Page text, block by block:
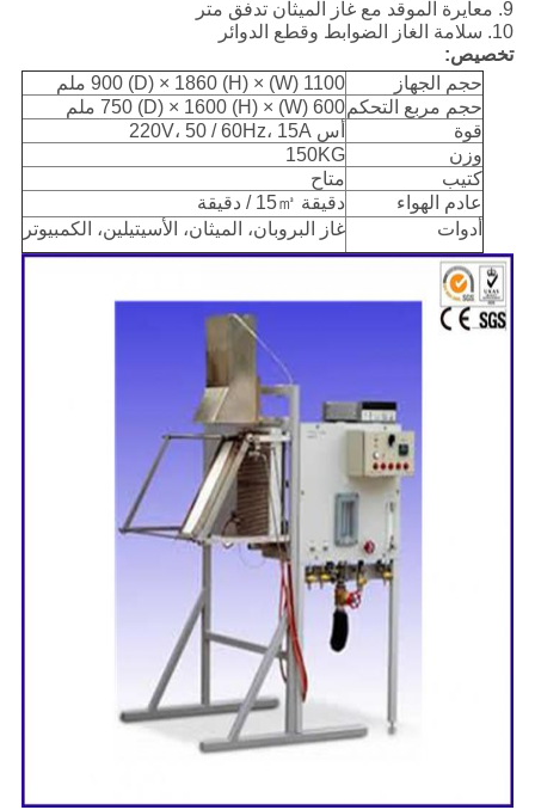
9. معايرة الموقد مع غاز الميثان تدفق متر
10. سلامة الغاز الضوابط وقطع الدوائر
تخصيص:
حجم الجهاز
1100 (W) × 900 (D) × 1860 (H) ملم
حجم مربع التحكم600 (W) × 750 (D) × 1600 (H) ملم
قوة
أس 220V، 50 / 60Hz، 15A
وزن
150KG
كتيب
متاح
عادم الهواء
دقيقة 15㎥ / دقيقة
أدوات
غاز البروبان، الميثان، الأسيتيلين، الكمبيوتر